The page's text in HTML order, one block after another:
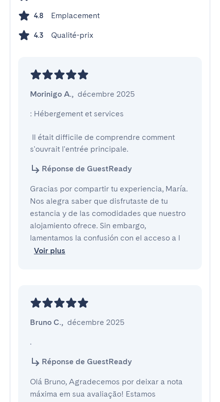
4.8 Emplacement
4.3 Qualité-prix
Morinigo A., décembre 2025
: Hébergement et services
s'ouvrait l'entrée principale.
Réponse de GuestReady
Gracias por compartir tu experiencia, María.
Nos alegra saber que disfrutaste de tu
estancia y de las comodidades que nuestro
alojamiento ofrece. Sin embargo,
lamentamos la confusión con el acceso a l
Voir plus
Bruno C., décembre 2025
.
Réponse de GuestReady
Olá Bruno, Agradecemos por deixar a nota
máxima em sua avaliação! Estamos